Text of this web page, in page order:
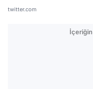
twitter.com
İçeriğin